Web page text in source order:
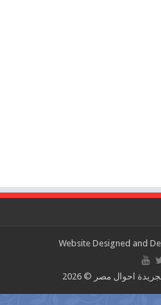
احوال مصر © 2026